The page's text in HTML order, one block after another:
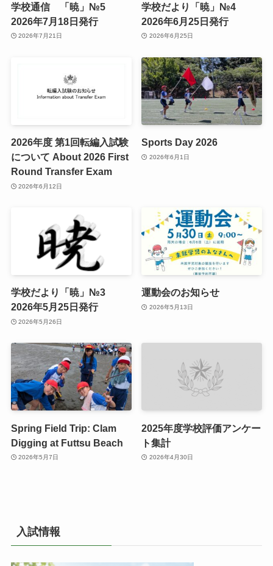
学校通信 「暁」№5
2026年7月18日発行
2026年7月21日
学校だより「暁」№4
2026年6月25日発行
2026年6月25日
2026年度 第1回転編入試験
について About 2026 First
Round Transfer Exam
2026年6月12日
Sports Day 2026
2026年6月1日
学校だより「暁」№3
2026年5月25日発行
2026年5月26日
運動会のお知らせ
2026年5月13日
Spring Field Trip: Clam
Digging at Futtsu Beach
2026年5月7日
2025年度学校評価アンケー
ト集計
2026年4月30日
入試情報